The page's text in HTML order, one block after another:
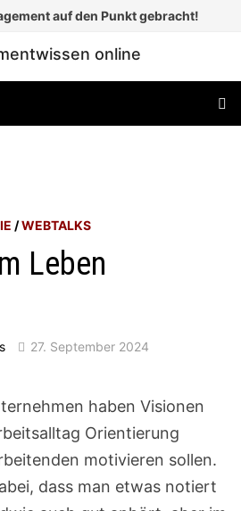
auf den Punkt gebracht!
online
/WEBTALKS
Leben
27. September 2024
haben Visionen
Orientierung
motivieren sollen.
dass man etwas notiert